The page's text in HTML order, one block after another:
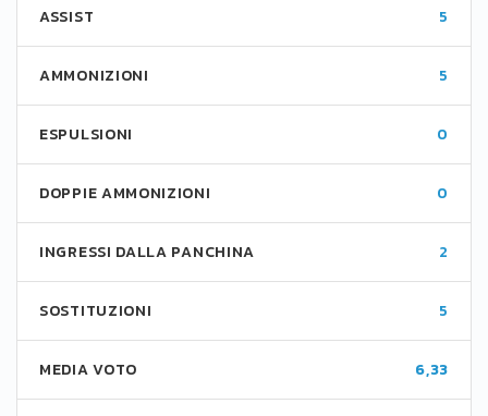
ASSIST 5
AMMONIZIONI 5
ESPULSIONI 0
DOPPIE AMMONIZIONI 0
INGRESSI DALLA PANCHINA 2
SOSTITUZIONI 5
MEDIA VOTO 6,33